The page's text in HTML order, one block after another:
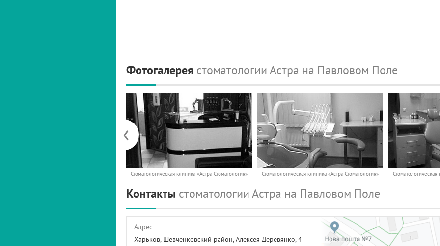
Фотогалерея стоматологии Астра на Павловом Поле
Стоматологическая клиника «Астра Стоматология» Стоматологическая клиника «Астра Стоматология» Стоматологическая
‹
Контакты стоматологии Астра на Павловом Поле
Адрес:
Харьков, Шевченковский район,Алексея Деревянко, 4